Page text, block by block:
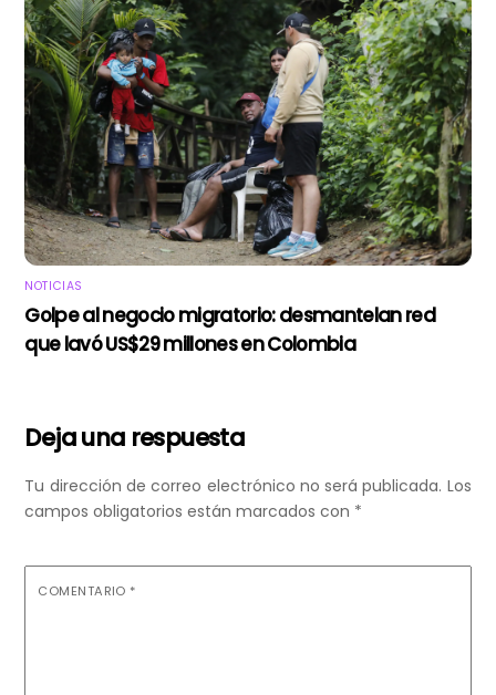
NOTICIAS
Golpe al negocio migratorio: desmantelan red
que lavó US$29 millones en Colombia
Deja una respuesta
Tu dirección de correo electrónico no será publicada. Los
campos obligatorios están marcados con *
COMENTARIO *